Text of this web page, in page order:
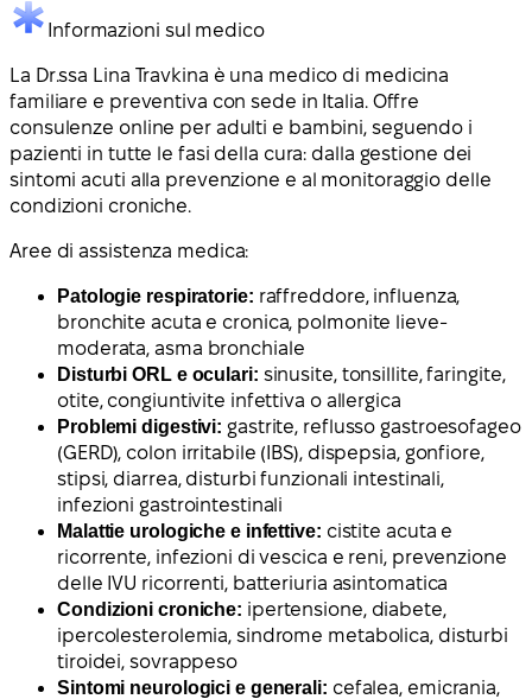
Informazioni sul medico
La Dr.ssa Lina Travkina è una medico di medicina
familiare e preventiva con sede in Italia. Offre
consulenze online per adulti e bambini, seguendo i
pazienti in tutte le fasi della cura: dalla gestione dei
sintomi acuti alla prevenzione e al monitoraggio delle
condizioni croniche.
Aree di assistenza medica:
Patologie respiratorie: raffreddore, influenza,
bronchite acuta e cronica, polmonite lieve-
moderata, asma bronchiale
Disturbi ORL e oculari: sinusite, tonsillite, faringite,
otite, congiuntivite infettiva o allergica
Problemi digestivi: gastrite, reflusso gastroesofageo
(GERD), colon irritabile (IBS), dispepsia, gonfiore,
stipsi, diarrea, disturbi funzionali intestinali,
infezioni gastrointestinali
Malattie urologiche e infettive: cistite acuta e
ricorrente, infezioni di vescica e reni, prevenzione
delle IVU ricorrenti, batteriuria asintomatica
Condizioni croniche: ipertensione, diabete,
ipercolesterolemia, sindrome metabolica, disturbi
tiroidei, sovrappeso
Sintomi neurologici e generali: cefalea, emicrania,